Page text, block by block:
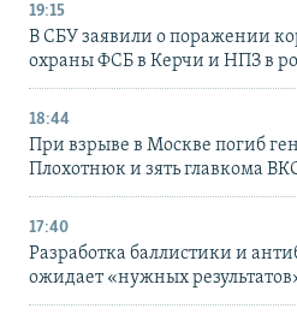
19:15
В СБУ заявили о поражении
охраны ФСБ в Керчи и НПЗ в
18:44
При взрыве в Москве погиб
Плохотнюк и зять главкома
17:40
Разработка баллистики и
ожидает «нужных